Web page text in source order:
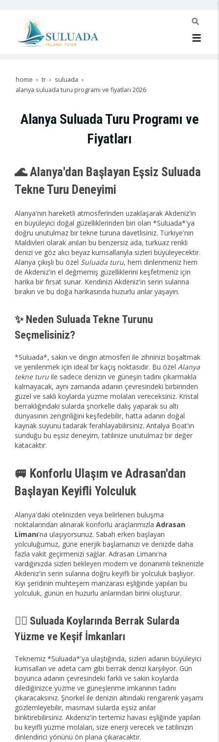
home tr
suluada
alanya suluada turu programı ve fiyatları 2026
Alanya Suluada Turu Programı ve
Fiyatları
🌊 Alanya'dan Başlayan Eşsiz Suluada
Tekne Turu Deneyimi
Alanya'nın hareketli atmosferinden uzaklaşarak Akdeniz'in
en büyüleyici doğal güzelliklerinden biri olan *Suluada*'ya
doğru unutulmaz bir tekne turuna davetlisiniz. Türkiye'nin
Maldivleri olarak anılan bu benzersiz ada, turkuaz renkli
denizi ve göz alıcı beyaz kumsallarıyla sizleri büyüleyecektir.
Alanya çıkışlı bu özel Suluada turu, hem dinlenmeniz hem
de Akdeniz'in el değmemiş güzelliklerini keşfetmeniz için
harika bir fırsat sunar. Kendinizi Akdeniz'in serin sularına
bırakın ve bu doğa harikasında huzurlu anlar yaşayın.
✨ Neden Suluada Tekne Turunu
Seçmelisiniz?
*Suluada*, sakin ve dingin atmosferi ile zihninizi boşaltmak
ve yenilenmek için ideal bir kaçış noktasıdır. Bu özel Alanya
tekne turu ile sadece denizin ve güneşin tadını çıkarmakla
kalmayacak, aynı zamanda adanın çevresindeki birbirinden
güzel ve saklı koylarda yüzme molaları vereceksiniz. Kristal
berraklığındaki sularda şnorkelle dalış yaparak su altı
dünyasının zenginliğini keşfedebilir, hatta adanın doğal
kaynak suyunu tadarak ferahlayabilirsiniz. Antalya Boat'ın
sunduğu bu eşsiz deneyim, tatilinize unutulmaz bir değer
katacaktır.
🚐 Konforlu Ulaşım ve Adrasan'dan
Başlayan Keyifli Yolculuk
Alanya'daki otelinizden veya belirlenen buluşma
noktalarından alınarak konforlu araçlarımızla Adrasan
Limanı'na ulaşıyorsunuz. Sabah erken başlayan
yolculuğumuz, güne enerjik başlamanızı ve denizde daha
fazla vakit geçirmenizi sağlar. Adrasan Limanı'na
vardığınızda sizleri bekleyen modern ve donanımlı teknenizle
Akdeniz'in serin sularına doğru keyifli bir yolculuk başlıyor.
Kıyı şeridinin muhteşem manzarası eşliğinde yapılan bu
yolculuk, günün en huzurlu anlarından birini oluşturur.
🏊‍♀️ Suluada Koylarında Berrak Sularda
Yüzme ve Keşif İmkanları
Teknemiz *Suluada*'ya ulaştığında, sizleri adanın büyüleyici
kumsalları ve adeta cam gibi berrak denizi karşılıyor. Gün
boyunca adanın çevresindeki farklı ve sakin koylarda
dilediğinizce yüzme ve güneşlenme imkanının tadını
çıkaracaksınız. Şnorkel ile denizin altındaki rengarenk yaşamı
gözlemleyebilir, masmavi sularda eşsiz anılar
biriktirebilirsiniz. Akdeniz'in tertemiz havası eşliğinde yapılan
bu keyifli yüzme molaları, size enerji verecek ve tatilinizin
dinlendirici yönünü ön plana çıkaracaktır.